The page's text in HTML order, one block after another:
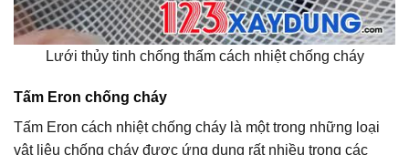
Lưới thủy tinh chống thấm cách nhiệt chống cháy
Tấm Eron chống cháy
Tấm Eron cách nhiệt chống cháy là một trong những loại
vật liệu chống cháy được ứng dụng rất nhiều trong các